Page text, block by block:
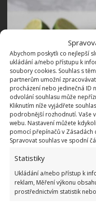
Abychom poskytli co nejlepší
ukládání a/nebo přístupu k
soubory cookies. Souhlas s
partnerům umožní
procházení nebo jedinečná ID
odvolání souhlasu může
Kliknutím níže vyjádřete
podrobnější rozhodnutí. Vaše
webu. Nastavení můžete
pomocí přepínačů v Zásadách
Spravovat souhlas ve spodní
Statistiky
Ukládání a/nebo přístup k
reklam, Měření výkonu
prostřednictvím statistik
Fotografie: Pixabay
Je potřeba zajistit
sody dojde k šumivé
umístit například do
obvykle omyjeme
Alternativou je také